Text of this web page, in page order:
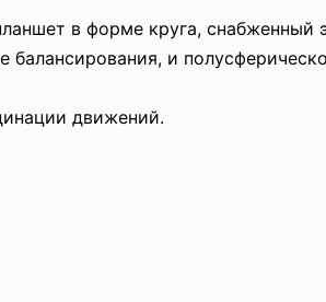
в форме круга, снабженный
и
движений.